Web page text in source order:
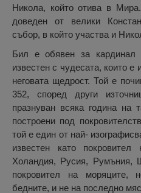
Никола, който отива в
доведен от велики
събор, в който участва и
Бил е обявен за
известен с чудесата, които
неговата щедрост. Той е
352, според други
празнуван всяка година на
построени под
той е един от най-
известен като
Холандия, Русия, Румъния,
покровител на моряците,
бедните, и не на последно